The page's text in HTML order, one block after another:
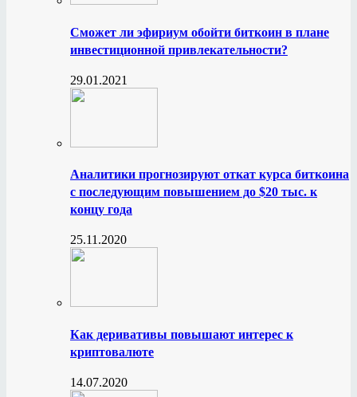
Сможет ли эфириум обойти биткоин в плане
инвестиционной привлекательности?
29.01.2021
Аналитики прогнозируют откат курса биткоина
с последующим повышением до $20 тыс. к
концу года
25.11.2020
Как деривативы повышают интерес к
криптовалюте
14.07.2020